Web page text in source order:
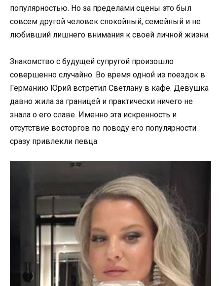
популярностью. Но за пределами сцены это был
совсем другой человек спокойный, семейный и не
любивший лишнего внимания к своей личной жизни.
Знакомство с будущей супругой произошло
совершенно случайно. Во время одной из поездок в
Германию Юрий встретил Светлану в кафе. Девушка
давно жила за границей и практически ничего не
знала о его славе. Именно эта искренность и
отсутствие восторгов по поводу его популярности
сразу привлекли певца.